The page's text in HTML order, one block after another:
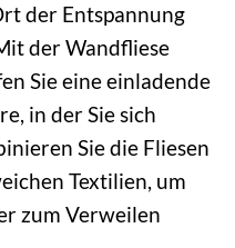
der Entspannung
der Wandfliese
Sie eine einladende
in der Sie sich
Sie die Fliesen
Textilien, um
zum Verweilen